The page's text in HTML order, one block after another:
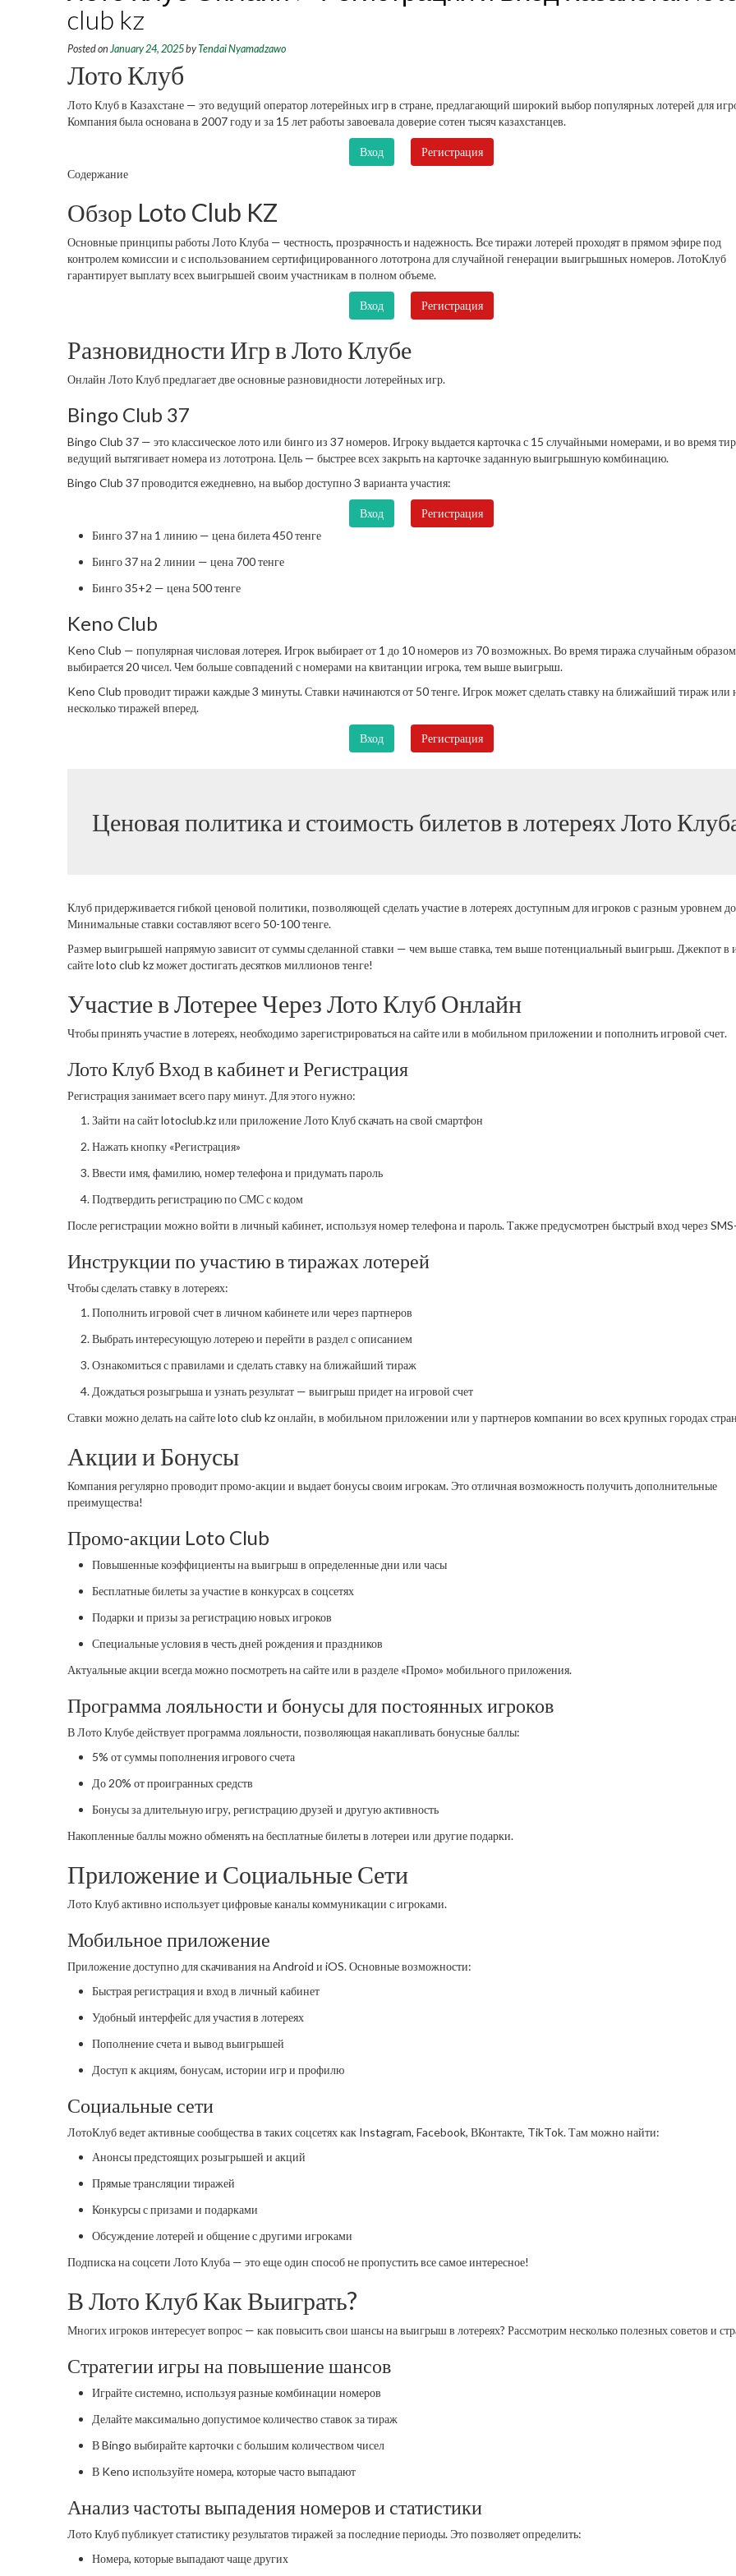
club kz
Posted on January 24, 2025byTendai Nyamadzawo
Лото Клуб
Лото Клуб в Казахстане — это ведущий оператор лотерейных игр в стране, предлагающий широкий выбор популярных лотерей для
Компания была основана в 2007 году и за 15 лет работы завоевала доверие сотен тысяч казахстанцев.
Вход
Регистрация
Содержание
Обзор Loto Club KZ
Основные принципы работы Лото Клуба — честность, прозрачность и надежность. Все тиражи лотерей проходят в прямом эфире под
контролем комиссии и с использованием сертифицированного лототрона для случайной генерации выигрышных номеров. ЛотоКлуб
гарантирует выплату всех выигрышей своим участникам в полном объеме.
Вход Регистрация
Разновидности Игр в Лото Клубе
Онлайн Лото Клуб предлагает две основные разновидности лотерейных игр.
Bingo Club 37
Bingo Club 37 — это классическое лото или бинго из 37 номеров. Игроку выдается карточка с 15 случайными номерами, и во время
ведущий вытягивает номера из лототрона. Цель — быстрее всех закрыть на карточке заданную выигрышную комбинацию.
Bingo Club 37 проводится ежедневно, на выбор доступно 3 варианта участия:
Вход
Регистрация
Бинго 37 на 1 линию — цена билета 450 тенге
Бинго 37 на 2 линии — цена 700 тенге
Бинго 35+2 — цена 500 тенге
Keno Club
Keno Club — популярная числовая лотерея. Игрок выбирает от 1 до 10 номеров из 70 возможных. Во время тиража случайным образом
выбирается 20 чисел. Чем больше совпадений с номерами на квитанции игрока, тем выше выигрыш.
Keno Club проводит тиражи каждые 3 минуты. Ставки начинаются от 50 тенге. Игрок может сделать ставку на ближайший тираж или
несколько тиражей вперед.
Вход Регистрация
Ценовая политика и стоимость билетов в лотереях Лото
Клуб придерживается гибкой ценовой политики, позволяющей сделать участие в лотереях доступным для игроков с разным уровнем
Минимальные ставки составляют всего 50-100 тенге.
Размер выигрышей напрямую зависит от суммы сделанной ставки — чем выше ставка, тем выше потенциальный выигрыш. Джекпот в
сайте loto club kz может достигать десятков миллионов тенге!
Участие в Лотерее Через Лото Клуб Онлайн
Чтобы принять участие в лотереях, необходимо зарегистрироваться на сайте или в мобильном приложении и пополнить игровой счет.
Лото Клуб Вход в кабинет и Регистрация
Регистрация занимает всего пару минут. Для этого нужно:
Зайти на сайт lotoclub.kz или приложение Лото Клуб скачать на свой смартфон
Нажать кнопку «Регистрация»
Ввести имя, фамилию, номер телефона и придумать пароль
Подтвердить регистрацию по СМС с кодом
После регистрации можно войти в личный кабинет, используя номер телефона и пароль. Также предусмотрен быстрый вход через
Инструкции по участию в тиражах лотерей
Чтобы сделать ставку в лотереях:
Пополнить игровой счет в личном кабинете или через партнеров
Выбрать интересующую лотерею и перейти в раздел с описанием
Ознакомиться с правилами и сделать ставку на ближайший тираж
Дождаться розыгрыша и узнать результат — выигрыш придет на игровой счет
Ставки можно делать на сайте loto club kz онлайн, в мобильном приложении или у партнеров компании во всех крупных городах
Акции и Бонусы
Компания регулярно проводит промо-акции и выдает бонусы своим игрокам. Это отличная возможность получить дополнительные
преимущества!
Промо-акции Loto Club
Повышенные коэффициенты на выигрыш в определенные дни или часы
Бесплатные билеты за участие в конкурсах в соцсетях
Подарки и призы за регистрацию новых игроков
Специальные условия в честь дней рождения и праздников
Актуальные акции всегда можно посмотреть на сайте или в разделе «Промо» мобильного приложения.
Программа лояльности и бонусы для постоянных игроков
В Лото Клубе действует программа лояльности, позволяющая накапливать бонусные баллы:
5% от суммы пополнения игрового счета
До 20% от проигранных средств
Бонусы за длительную игру, регистрацию друзей и другую активность
Накопленные баллы можно обменять на бесплатные билеты в лотереи или другие подарки.
Приложение и Социальные Сети
Лото Клуб активно использует цифровые каналы коммуникации с игроками.
Мобильное приложение
Приложение доступно для скачивания на Android и iOS. Основные возможности:
Быстрая регистрация и вход в личный кабинет
Удобный интерфейс для участия в лотереях
Пополнение счета и вывод выигрышей
Доступ к акциям, бонусам, истории игр и профилю
Социальные сети
ЛотоКлуб ведет активные сообщества в таких соцсетях как Instagram, Facebook, ВКонтакте, TikTok. Там можно найти:
Анонсы предстоящих розыгрышей и акций
Прямые трансляции тиражей
Конкурсы с призами и подарками
Обсуждение лотерей и общение с другими игроками
Подписка на соцсети Лото Клуба — это еще один способ не пропустить все самое интересное!
В Лото Клуб Как Выиграть?
Многих игроков интересует вопрос — как повысить свои шансы на выигрыш в лотереях? Рассмотрим несколько полезных советов и
Стратегии игры на повышение шансов
Играйте системно, используя разные комбинации номеров
Делайте максимально допустимое количество ставок за тираж
В Bingo выбирайте карточки с большим количеством чисел
В Keno используйте номера, которые часто выпадают
Анализ частоты выпадения номеров и статистики
Лото Клуб публикует статистику результатов тиражей за последние периоды. Это позволяет определить:
Номера, которые выпадают чаще других